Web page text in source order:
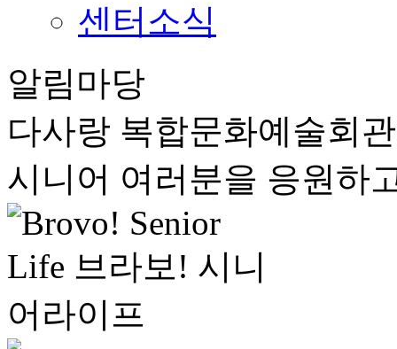
센터소식
알림마당
다사랑 복합문화예술회
시니어 여러분을 응원하